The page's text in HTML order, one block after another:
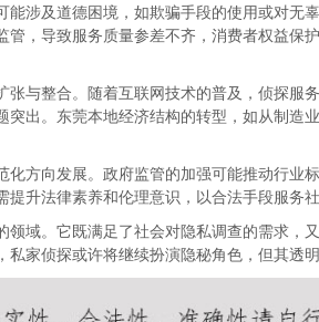
涉及道德困境，如欺骗手段的使用或对
，导致服务质量参差不齐，消费者权益
张与整合。随着互联网技术的普及，侦探
出。东莞本地经济结构的转型，如从制
方向发展。政府监管的加强可能推动行
升法律素养和伦理意识，以合法手段服务
域。它既满足了社会对隐私调查的需求
家侦探或许将继续扮演隐秘角色，但其透